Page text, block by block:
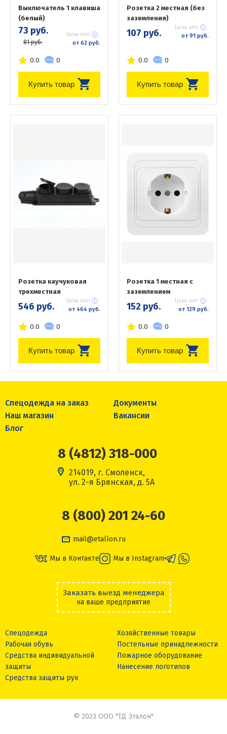
Выключатель 1 клавиша
(белый)
73 руб.
81 руб.
Цена опт:
от 62 руб.
0.0 0
Купить товар
Розетка 2 местная (без
заземления)
107 руб. Цена опт:
от 91 руб.
0.0 0
Купить товар
Розетка каучуковая
трехместная
546 руб. Цена опт:
от 464 руб.
0.0 0
Купить товар
Розетка 1 местная с
заземлением
152 руб. Цена опт:
от 129 руб.
0.0 0
Купить товар
Спецодежда на заказ
Документы
Наш магазин
Вакансии
Блог
8 (4812) 318-000
214019, г. Смоленск,
ул. 2-я Брянская, д. 5А
8 (800) 201 24-60
mail@etallon.ru
Мы в Контакте Мы в Instagram
Заказать выезд менеджера
на ваше предприятие
Спецодежда
Рабочая обувь
Средства индивидуальной
защиты
Средства защиты рук
Хозяйственные товары
Постельные принадлежности
Пожарное оборудование
Нанесение логотипов
© 2023 ООО "ТД Эталон"